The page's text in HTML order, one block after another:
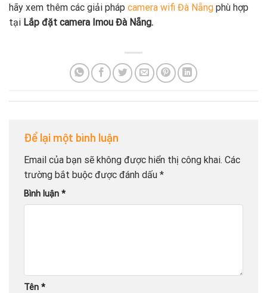
hãy xem thêm các giải pháp camera wifi Đà Nẵng phù hợp
tại Lắp đặt camera Imou Đà Nẵng.
Để lại một bình luận
Email của bạn sẽ không được hiển thị công khai. Các
trường bắt buộc được đánh dấu *
Bình luận *
Tên *